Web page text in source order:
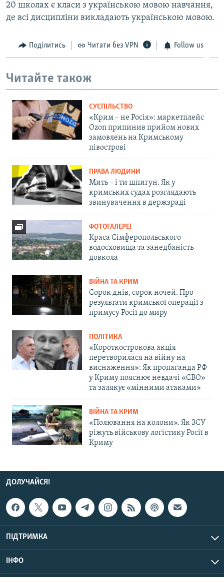
20 школах є класи з українською мовою навчання,
де всі дисципліни викладають українською мовою.
Поділитись Читати без VPN Follow us
Читайте також
СУСПІЛЬСТВО
«Крим – не Росія»: маркетплейс
Ozon припинив прийом нових
замовлень на Кримському
півострові
ПРАВА ЛЮДИНИ
Мить – і ти шпигун. Як у
кримських судах розглядають
звинувачення в держзраді
ФОТОГАЛЕРЕЇ
Краса Сімферопольського
водосховища та занедбаність
довкола
ВІЙНА ТА КРИМ
Сорок днів, сорок ночей. Про
результати кримської операції з
примусу Росії до миру
ПОЛІТИКА
«Короткострокова акція
перетворилася на війну на
виснаження»: Як пропаганда РФ
у Криму пояснює невдачі «СВО»
та залякує «мінними атаками»
ВІЙНА ТА КРИМ
«Полювання на колони». Як ЗСУ
ріжуть військову логістику Росії в
Криму
ДОЛУЧАЙСЯ!
ПІДТРИМКА
ІНФО